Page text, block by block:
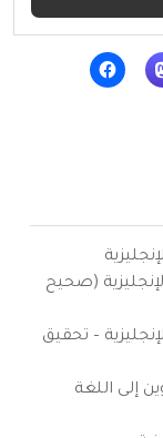
(صحيح
– تحقيق
إلى اللغة